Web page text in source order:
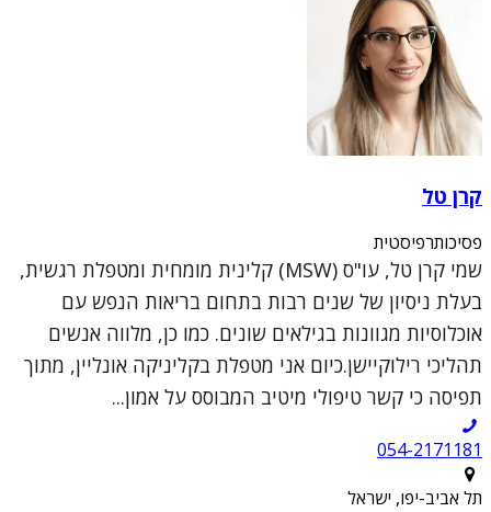
קרן טל
פסיכותרפיסטית
שמי קרן טל, עו"ס (MSW) קלינית מומחית ומטפלת רגשית,
בעלת ניסיון של שנים רבות בתחום בריאות הנפש עם
אוכלוסיות מגוונות בגילאים שונים. כמו כן, מלווה אנשים
תהליכי רילוקיישן.כיום אני מטפלת בקליניקה אונליין, מתוך
תפיסה כי קשר טיפולי מיטיב המבוסס על אמון...
054-2171181
תל אביב-יפו, ישראל